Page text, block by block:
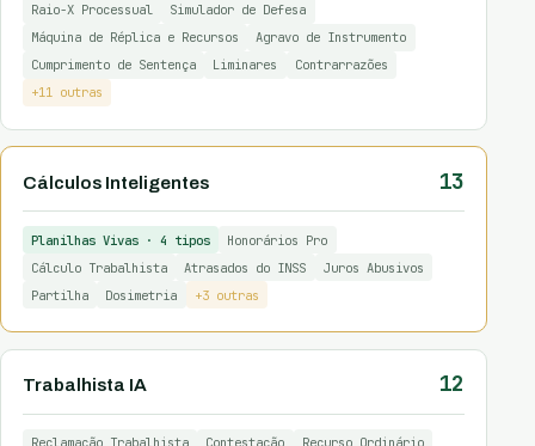
Raio-X Processual
Simulador de Defesa
Máquina de Réplica e Recursos
Agravo de Instrumento
Cumprimento de Sentença
Liminares
Contrarrazões
+11 outras
Cálculos Inteligentes 13
Planilhas Vivas · 4 tipos
Honorários Pro
Cálculo Trabalhista
Atrasados do INSS
Juros Abusivos
Partilha
Dosimetria +3 outras
Trabalhista IA 12
Reclamação Trabalhista Contestação
Recurso Ordinário